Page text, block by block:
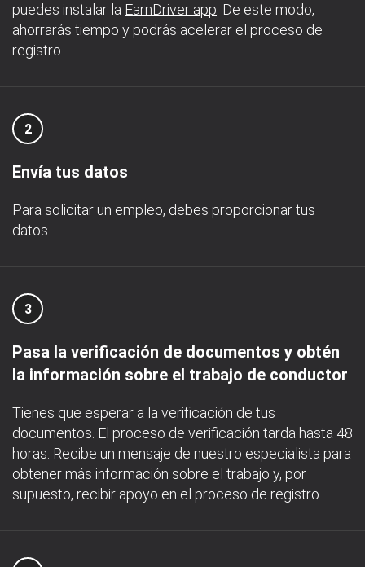
puedes instalar la EarnDriver app . De este modo,
ahorrarás tiempo y podrás acelerar el proceso de
registro.
2
Envía tus datos
Para solicitar un empleo, debes proporcionar tus
datos.
3
Pasa la verificación de documentos y obtén
la información sobre el trabajo de conductor
Tienes que esperar a la verificación de tus
documentos. El proceso de verificación tarda hasta 48
horas. Recibe un mensaje de nuestro especialista para
obtener más información sobre el trabajo y, por
supuesto, recibir apoyo en el proceso de registro.